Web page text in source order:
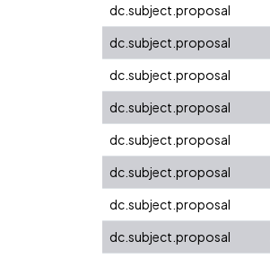
dc.subject.proposal
dc.subject.proposal
dc.subject.proposal
dc.subject.proposal
dc.subject.proposal
dc.subject.proposal
dc.subject.proposal
dc.subject.proposal